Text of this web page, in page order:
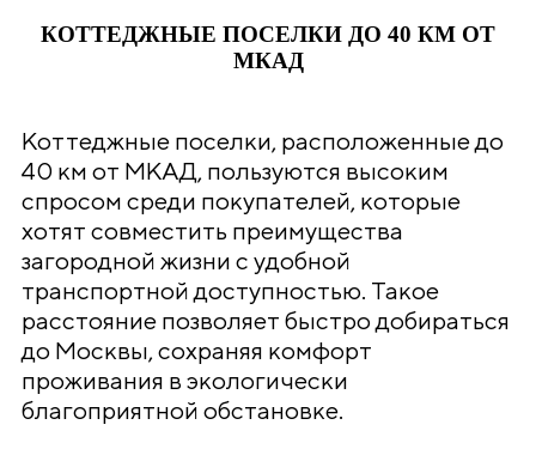
КОТТЕДЖНЫЕ ПОСЕЛКИ ДО 40 КМ ОТ
МКАД
Коттеджные поселки, расположенные до
40 км от МКАД, пользуются высоким
спросом среди покупателей, которые
хотят совместить преимущества
загородной жизни с удобной
транспортной доступностью. Такое
расстояние позволяет быстро добираться
до Москвы, сохраняя комфорт
проживания в экологически
благоприятной обстановке.